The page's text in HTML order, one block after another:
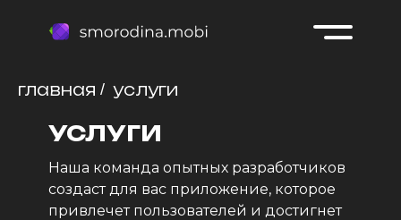
обсудить проект
smorodina.mobi
главная / услуги
Наша команда опытных разработчиков
создаст для вас приложение, которое
привлечет пользователей и достигнет
УСЛУГИ